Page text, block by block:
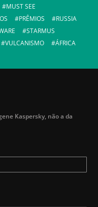
MUST SEE
PRÊMIOS
RUSSIA
STARMUS
VULCANISMO ÁFRICA
Kaspersky, não a da